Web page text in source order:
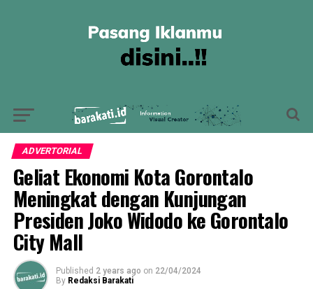
ADVERTORIAL
Geliat Ekonomi Kota Gorontalo
Meningkat dengan Kunjungan
Presiden Joko Widodo ke Gorontalo
City Mall
Published 2 years ago on 22/04/2024
By Redaksi Barakati